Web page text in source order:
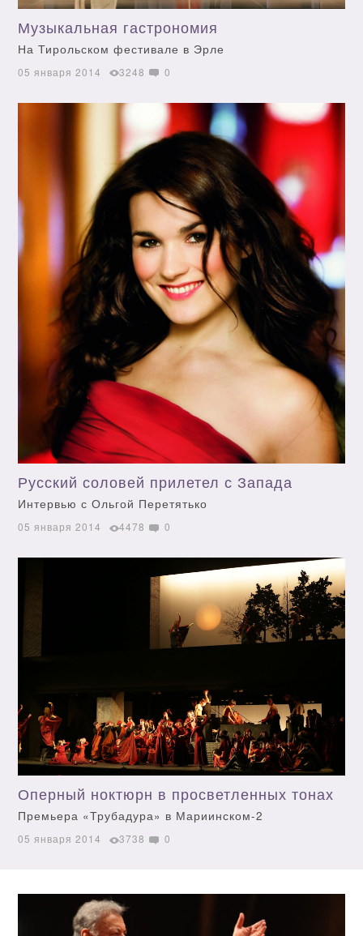
Музыкальная гастрономия
На Тирольском фестивале в Эрле
05 января 2014 3248 0
Русский соловей прилетел с Запада
Интервью с Ольгой Перетятько
05 января 2014 4478 0
Оперный ноктюрн в просветленных тонах
Премьера «Трубадура» в Мариинском-2
05 января 2014 3738 0